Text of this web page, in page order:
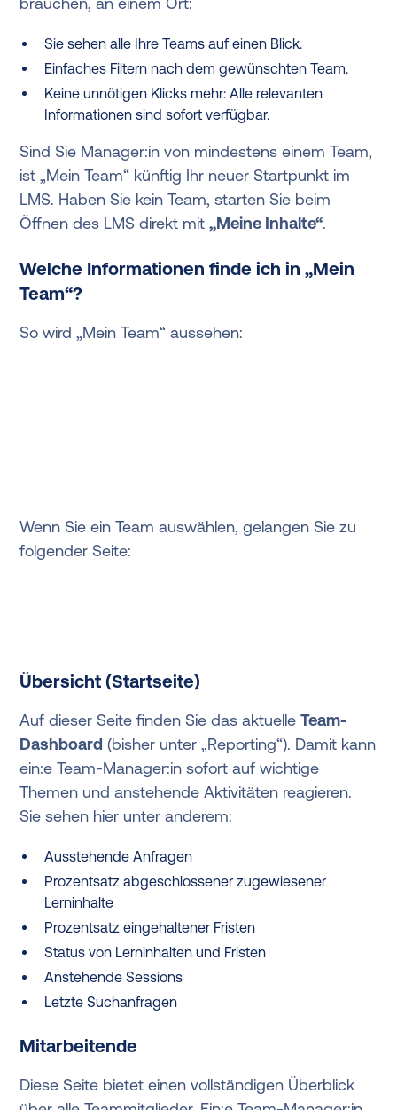
Sie sehen alle Ihre Teams auf einen Blick.
Einfaches Filtern nach dem gewünschten Team.
Keine unnötigen Klicks mehr: Alle relevanten
Informationen sind sofort verfügbar.
Sind Sie Manager:in von mindestens einem Team,
ist „Mein Team“ künftig Ihr neuer Startpunkt im
LMS. Haben Sie kein Team, starten Sie beim
Öffnen des LMS direkt mit„Meine Inhalte“.
Welche Informationen finde ich in „Mein
Team“?
So wird „Mein Team“ aussehen:
Wenn Sie ein Team auswählen, gelangen Sie zu
folgender Seite:
Übersicht (Startseite)
Auf dieser Seite finden Sie das aktuelleTeam-
Dashboard (bisher unter „Reporting“). Damit kann
ein:e Team-Manager:in sofort auf wichtige
Themen und anstehende Aktivitäten reagieren.
Sie sehen hier unter anderem:
Ausstehende Anfragen
Prozentsatz abgeschlossener zugewiesener
Lerninhalte
Prozentsatz eingehalten­er Fristen
Status von Lerninhalten und Fristen
Anstehende Sessions
Letzte Suchanfragen
Mitarbeitende
Diese Seite bietet einen vollständigen Überblick